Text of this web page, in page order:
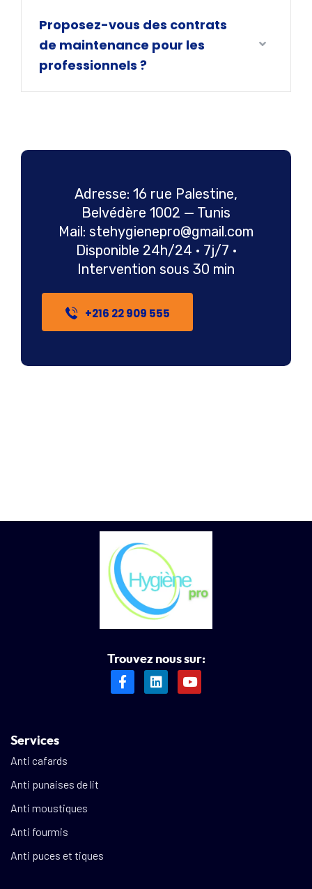
Proposez-vous des contrats
de maintenance pour les
professionnels ?
Adresse: 16 rue Palestine,
Belvédère 1002 — Tunis
Mail: stehygienepro@gmail.com
Disponible 24h/24 · 7j/7 ·
Intervention sous 30 min
+216 22 909 555
Trouvez nous sur:
Services
Anti cafards
Anti punaises de lit
Anti moustiques
Anti fourmis
Anti puces et tiques